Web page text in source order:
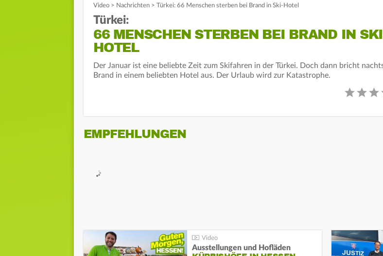
Video > Nachrichten > Türkei: 66 Menschen sterben bei Brand in Ski-Hotel
Türkei:
66 MENSCHEN STERBEN BEI BRAND IN
HOTEL
Der Januar ist eine beliebte Zeit zum Skifahren in der Türkei. Doch dann bricht
Brand in einem beliebten Hotel aus. Der Urlaub wird zur Katastrophe.
EMPFEHLUNGEN
Ausstellungen und Hofläden